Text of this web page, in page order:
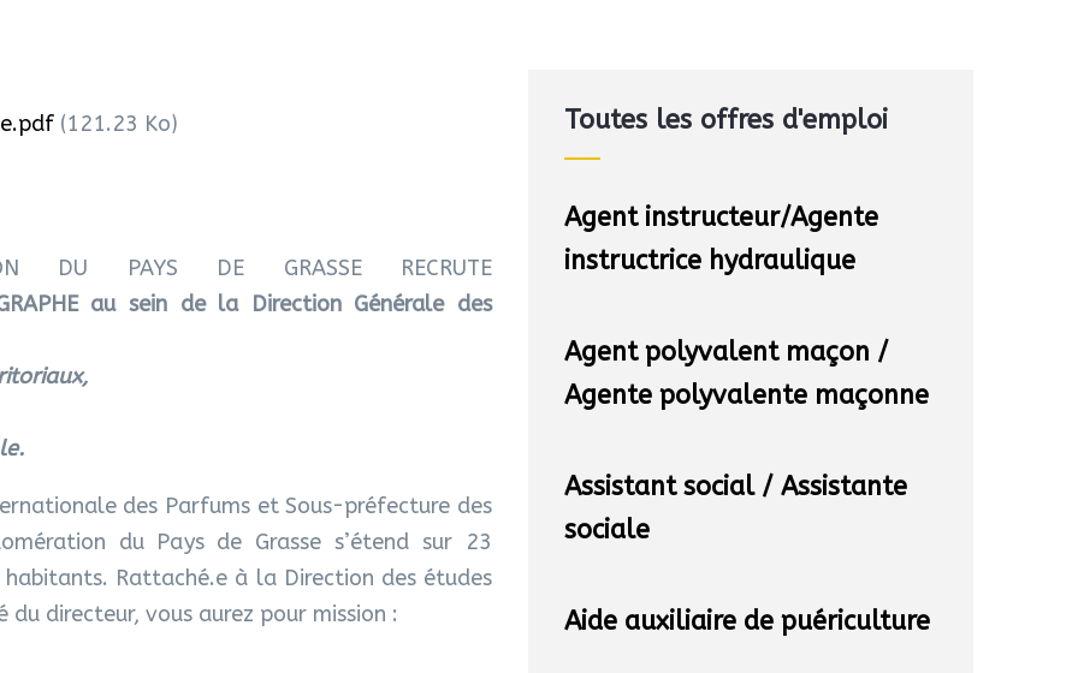
(121.23 Ko)
DU PAYS DE GRASSE RECRUTE
au sein de la Direction Générale des
des Parfums et Sous-préfecture des
du Pays de Grasse s’étend sur 23
Rattaché.e à la Direction des études
directeur, vous aurez pour mission :
Toutes les offres d'emploi
Agent instructeur/Agente
instructrice hydraulique
Agent polyvalent maçon /
Agente polyvalente maçonne
Assistant social / Assistante
sociale
Aide auxiliaire de puériculture